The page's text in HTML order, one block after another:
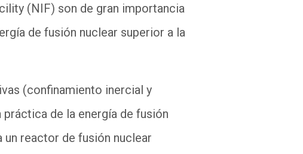
(NIF) son de gran importancia
de fusión nuclear superior a la
(confinamiento inercial y
de la energía de fusión
un reactor de fusión nuclear